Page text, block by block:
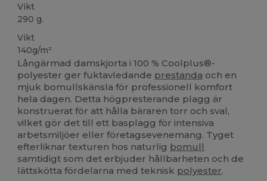
Vikt
290 g.
Vikt
140g/m²
Långärmad damskjorta i 100 % Coolplus®-
polyester ger fuktavledande prestanda och en
mjuk bomullskänsla för professionell komfort
hela dagen. Detta högpresterande plagg är
konstruerat för att hålla bäraren torr och sval,
vilket gör det till ett basplagg för intensiva
arbetsmiljöer eller företagsevenemang. Tyget
efterliknar texturen hos naturlig bomull
samtidigt som det erbjuder hållbarheten och de
lättskötta fördelarna med teknisk polyester.